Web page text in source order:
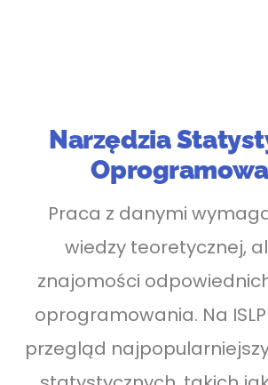
Narzędzia
Praca z danymi
wiedzy teoretycznej,
znajomości
oprogramowania. Na
przegląd